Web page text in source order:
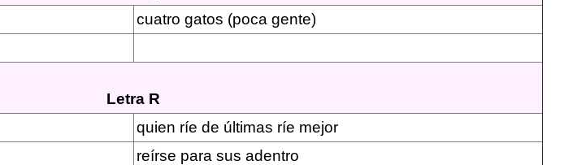
cuatro gatos (poca gente)
Letra R
quien ríe de últimas ríe mejor
reírse para sus adentro